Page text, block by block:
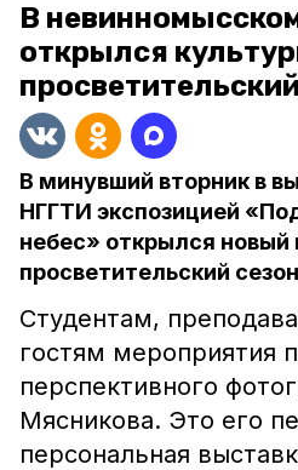
В
открылся
В минувший вторник в
НГГТИ экспозицией
небес» открылся новый
просветительский
Студентам,
гостям мероприятия
перспективного
Мясникова. Это его
персональная